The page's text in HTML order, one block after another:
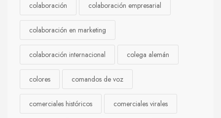
colaboración colaboración empresarial
colaboración en marketing
colaboración internacional colega alemán
colores comandos de voz
comerciales históricos comerciales virales